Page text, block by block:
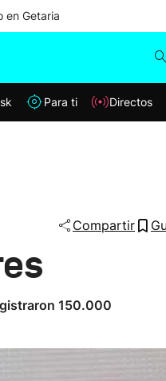
en Getaria
Para ti Directos
Compartir
150.000